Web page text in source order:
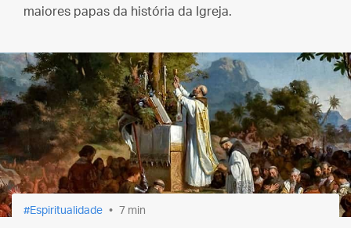
maiores papas da história da Igreja.
Espiritualidade 7 min